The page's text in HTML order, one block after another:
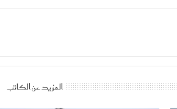
المزيد عن الكاتب